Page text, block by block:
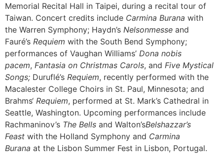
Memorial Recital Hall in Taipei, during a recital tour of
Taiwan. Concert credits include Carmina Burana with
the Warren Symphony; Haydn’s Nelsonmesse and
Fauré’s Requiem with the South Bend Symphony;
performances of Vaughan Williams’ Dona nobis
pacem, Fantasia on Christmas Carols, and Five Mystical
Songs; Duruflé’s Requiem, recently performed with the
Macalester College Choirs in St. Paul, Minnesota; and
Brahms‘ Requiem, performed at St. Mark’s Cathedral in
Seattle, Washington. Upcoming performances include
Rachmaninov’s The Bells and Walton’sBelshazzar’s
Feast with the Holland Symphony and Carmina
Burana at the Lisbon Summer Fest in Lisbon, Portugal.